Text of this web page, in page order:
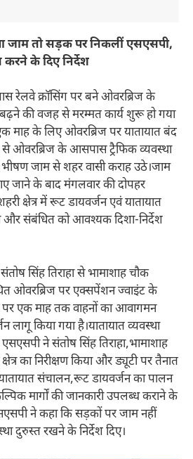
जाम तो सड़क पर निकलीं एसएसपी,
करने के दिए निर्देश
रेलवे क्रॉसिंग पर बने ओवरब्रिज के
की वजह से मरम्मत कार्य शुरू हो गया
माह के लिए ओवरब्रिज पर यातायात बंद
ओवरब्रिज के आसपास ट्रैफिक व्यवस्था
भीषण जाम से शहर वासी कराह उठे।जाम
जाने के बाद मंगलवार की दोपहर
क्षेत्र में रूट डायवर्जन एवं यातायात
और संबंधित को आवश्यक दिशा-निर्देश
सिंह तिराहा से भामाशाह चौक
ओवरब्रिज पर एक्सपेंशन ज्वाइंट के
पर एक माह तक वाहनों का आवागमन
लागू किया गया है।यातायात व्यवस्था
ने संतोष सिंह तिराहा,भामाशाह
का निरीक्षण किया और ड्यूटी पर तैनात
संचालन,रूट डायवर्जन का पालन
मार्गों की जानकारी उपलब्ध कराने के
ने कहा कि सड़कों पर जाम नहीं
दुरुस्त रखने के निर्देश दिए।